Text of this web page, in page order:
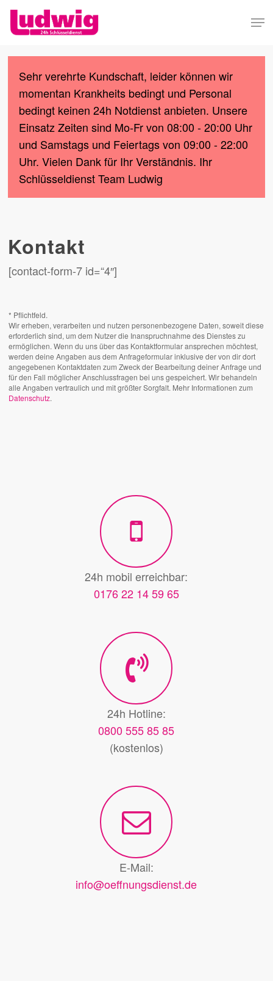
Skip
content
Sehr verehrte Kundschaft, leider können wir
momentan Krankheits bedingt und Personal
bedingt keinen 24h Notdienst anbieten. Unsere
Einsatz Zeiten sind Mo-Fr von 08:00 - 20:00 Uhr
und Samstags und Feiertags von 09:00 - 22:00
Uhr. Vielen Dank für Ihr Verständnis. Ihr
Schlüsseldienst Team Ludwig
Kontakt
[contact-form-7 id=“4″]
* Pflichtfeld.
Wir erheben, verarbeiten und nutzen personenbezogene Daten, soweit diese
erforderlich sind, um dem Nutzer die Inanspruchnahme des Dienstes zu
ermöglichen. Wenn du uns über das Kontaktformular ansprechen möchtest,
werden deine Angaben aus dem Anfrageformular inklusive der von dir dort
angegebenen Kontaktdaten zum Zweck der Bearbeitung deiner Anfrage und
für den Fall möglicher Anschlussfragen bei uns gespeichert. Wir behandeln
alle Angaben vertraulich und mit größter Sorgfalt. Mehr Informationen zum
Datenschutz.
24h mobil erreichbar:
0176 22 14 59 65
24h Hotline:
0800 555 85 85
(kostenlos)
E-Mail:
info@oeffnungsdienst.de
Menu